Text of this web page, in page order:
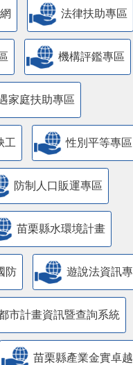
法律扶助專區
機構評鑑專區
家庭扶助專區
工 性別平等專區
防制人口販運專區
苗栗縣水環境計畫
防 遊說法資訊
市計畫資訊暨查詢系統
苗栗縣產業金實卓